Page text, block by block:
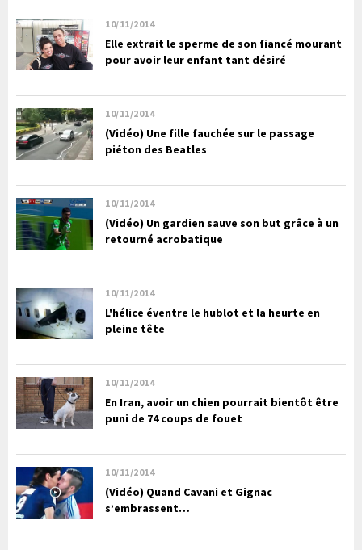
10/11/2014
Elle extrait le sperme de son fiancé mourant
pour avoir leur enfant tant désiré
10/11/2014
(Vidéo) Une fille fauchée sur le passage
piéton des Beatles
10/11/2014
(Vidéo) Un gardien sauve son but grâce à un
retourné acrobatique
10/11/2014
L'hélice éventre le hublot et la heurte en
pleine tête
10/11/2014
En Iran, avoir un chien pourrait bientôt être
puni de 74 coups de fouet
10/11/2014
(Vidéo) Quand Cavani et Gignac
s’embrassent…